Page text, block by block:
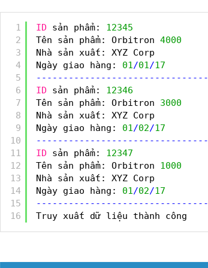
1
2
3
4
5
6
7
8
9
10
11
12
13
14
15
16
ID sản phẩm: 12345
Tên sản phẩm: Orbitron 4000
Nhà sản xuất: XYZ Corp
Ngày giao hàng: 01 /01 /17
- - - - - - - - - - - - - - - - - - - - - - - - - - - - - - - -
ID
sản phẩm: 12346
Tên sản phẩm: Orbitron 3000
Nhà sản xuất: XYZ Corp
Ngày giao hàng: 01 /02/17
- - - - - - - - - - - - - - - - - - - - - - - - - - - - - - - -
ID
sản phẩm: 12347
Tên sản phẩm: Orbitron 1000
Nhà sản xuất: XYZ Corp
Ngày giao hàng: 01 /02/17
- - - - - - - - - - - - - - - - - - - - - - - - - - - - - - - -
Truy xuất dữ liệu thành công